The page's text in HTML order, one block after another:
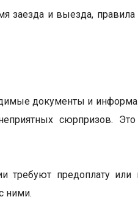
заезда и выезда, правила
документы и
сюрпризов.
требуют предоплату или
ними.